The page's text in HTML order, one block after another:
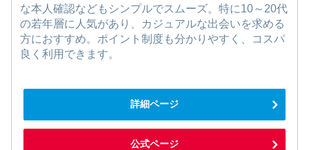
な本人確認などもシンプルでスムーズ。特に10～20代
の若年層に人気があり、カジュアルな出会いを求める
方におすすめ。ポイント制度も分かりやすく、コスパ
良く利用できます。
詳細ページ
公式ページ